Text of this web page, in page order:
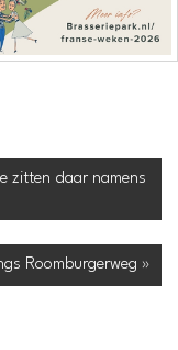
zitten daar namens
Roomburgerweg »